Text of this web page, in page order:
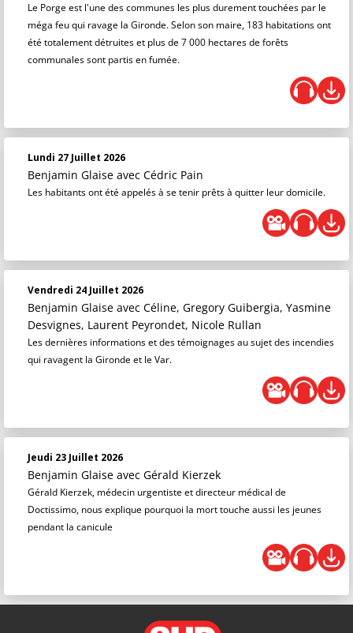
Le Porge est l'une des communes les plus durement touchées par le
méga feu qui ravage la Gironde. Selon son maire, 183 habitations ont
été totalement détruites et plus de 7 000 hectares de forêts
communales sont partis en fumée.
Lundi 27 Juillet 2026
Benjamin Glaise avec Cédric Pain
Les habitants ont été appelés à se tenir prêts à quitter leur domicile.
Vendredi 24 Juillet 2026
Benjamin Glaise avec Céline, Gregory Guibergia, Yasmine
Desvignes, Laurent Peyrondet, Nicole Rullan
Les dernières informations et des témoignages au sujet des incendies
qui ravagent la Gironde et le Var.
Jeudi 23 Juillet 2026
Benjamin Glaise avec Gérald Kierzek
Gérald Kierzek, médecin urgentiste et directeur médical de
Doctissimo, nous explique pourquoi la mort touche aussi les jeunes
pendant la canicule